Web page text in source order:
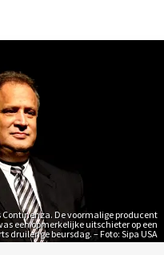
Continenza. De voormalige producent
een opmerkelijke uitschieter op een
druilerige beursdag. – Foto: Sipa USA